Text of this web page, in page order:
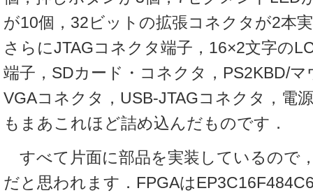
が10個，32ビットの拡張コネクタが2本
さらにJTAGコネクタ端子，16×2文字の
端子，SDカード・コネクタ，PS2KBD/
VGAコネクタ，USB-JTAGコネクタ，電
もまあこれほど詰め込んだものです．
すべて片面に部品を実装しているので
だと思われます．FPGAは